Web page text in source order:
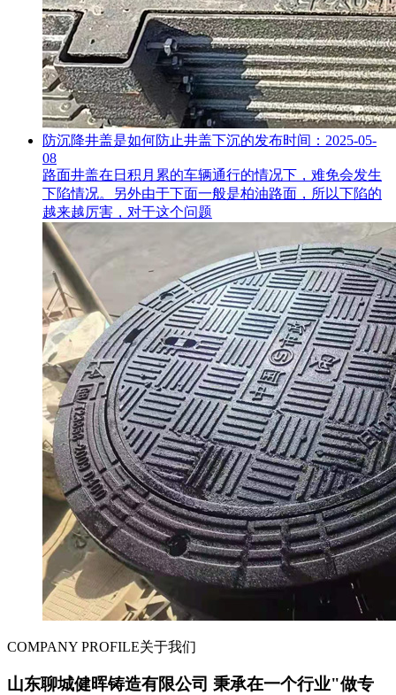
防沉降井盖是如何防止井盖下沉的发布时间：2025-05-
08
路面井盖在日积月累的车辆通行的情况下，难免会发生
下陷情况。另外由于下面一般是柏油路面，所以下陷的
越来越厉害，对于这个问题
COMPANY PROFILE关于我们
山东聊城健晖铸造有限公司 秉承在一个行业"做专